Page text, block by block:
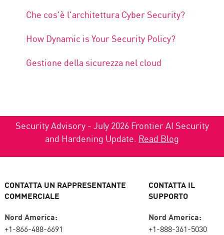
Che cos'è l'architettura Cyber Security?
How Dynamic is Your Security Policy?
Gestione della sicurezza nel cloud
Security Advisory - July 2026 Frontier AI Security
and Hardening Update. Read Blog
CONTATTA UN RAPPRESENTANTE
COMMERCIALE
Nord America:
+1-866-488-6691
CONTATTA IL
SUPPORTO
Nord America:
+1-888-361-5030